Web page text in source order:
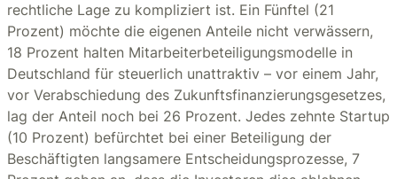
rechtliche Lage zu kompliziert ist. Ein Fünftel (21
Prozent) möchte die eigenen Anteile nicht verwässern,
18 Prozent halten Mitarbeiterbeteiligungsmodelle in
Deutschland für steuerlich unattraktiv – vor einem Jahr,
vor Verabschiedung des Zukunftsfinanzierungsgesetzes,
lag der Anteil noch bei 26 Prozent. Jedes zehnte Startup
(10 Prozent) befürchtet bei einer Beteiligung der
Beschäftigten langsamere Entscheidungsprozesse, 7